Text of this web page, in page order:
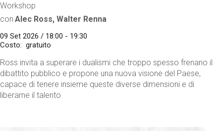
Workshop
con Alec Ross, Walter Renna
09 Set 2026 / 18:00 - 19:30
Costo
gratuito
Ross invita a superare i dualismi che troppo spesso frenano il
dibattito pubblico e propone una nuova visione del Paese,
capace di tenere insieme queste diverse dimensioni e di
liberarne il talento